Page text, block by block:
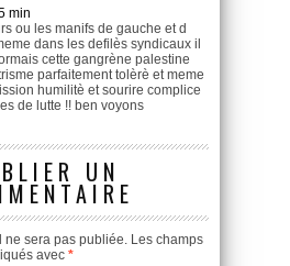
min
ou les manifs de gauche et d
dans les defilès syndicaux il
cette gangrène palestine
parfaitement tolèrè et meme
humilitè et sourire complice
de lutte !! ben voyons
UN
ne sera pas publiée. Les champs
avec *